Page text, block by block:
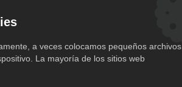
a veces colocamos pequeños archivos
La mayoría de los sitios web